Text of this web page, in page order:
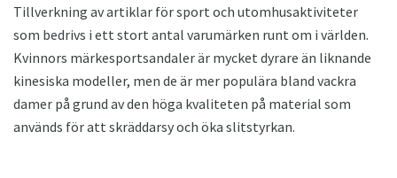
Tillverkning av artiklar för sport och utomhusaktiviteter
som bedrivs i ett stort antal varumärken runt om i världen.
Kvinnors märkesportsandaler är mycket dyrare än liknande
kinesiska modeller, men de är mer populära bland vackra
damer på grund av den höga kvaliteten på material som
används för att skräddarsy och öka slitstyrkan.